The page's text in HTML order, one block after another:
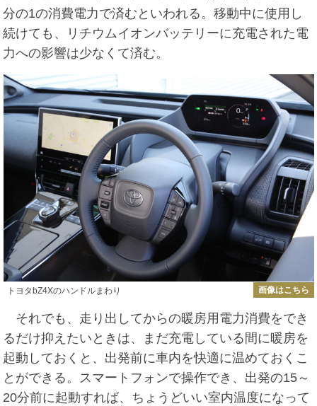
分の1の消費電力で済むといわれる。移動中に使用し
続けても、リチウムイオンバッテリーに充電された電
力への影響は少なくて済む。
トヨタbZ4Xのハンドルまわり 画像はこちら
それでも、走り出してからの暖房用電力消費をでき
るだけ抑えたいときは、まだ充電している間に暖房を
起動しておくと、出発前に車内を快適に温めておくこ
とができる。スマートフォンで操作でき、出発の15～
20分前に起動すれば、ちょうどいい室内温度になって